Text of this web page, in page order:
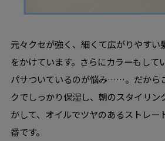
元々クセが強く、細くて広がりやすい
をかけています。さらにカラーもして
パサついているのが悩み……。だから
クでしっかり保湿し、朝のスタイリン
かして、オイルでツヤのあるストレー
番です。